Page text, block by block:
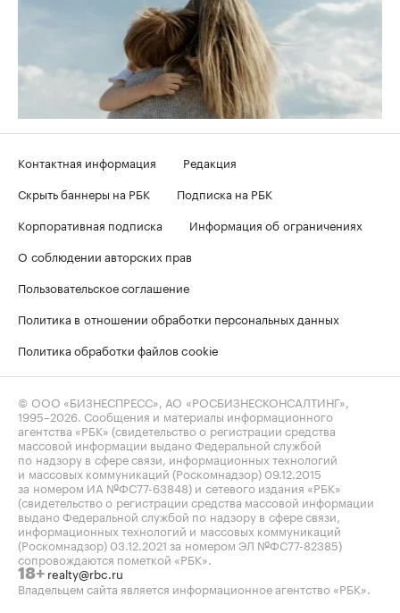
Контактная информация
Редакция
Скрыть баннеры на РБК
Подписка на РБК
Корпоративная подписка
Информация об ограничениях
О соблюдении авторских прав
Пользовательское соглашение
Политика в отношении обработки персональных данных
Политика обработки файлов cookie
© ООО «БИЗНЕСПРЕСС», АО «РОСБИЗНЕСКОНСАЛТИНГ»,
1995–2026. Сообщения и материалы информационного
агентства «РБК» (свидетельство о регистрации средства
массовой информации выдано Федеральной службой
по надзору в сфере связи, информационных технологий
и массовых коммуникаций (Роскомнадзор) 09.12.2015
за номером ИА №ФС77-63848) и сетевого издания «РБК»
(свидетельство о регистрации средства массовой информации
выдано Федеральной службой по надзору в сфере связи,
информационных технологий и массовых коммуникаций
(Роскомнадзор) 03.12.2021 за номером ЭЛ №ФС77-82385)
сопровождаются пометкой «РБК».
18+ realty@rbc.ru
Владельцем сайта является информационное агентство «РБК».